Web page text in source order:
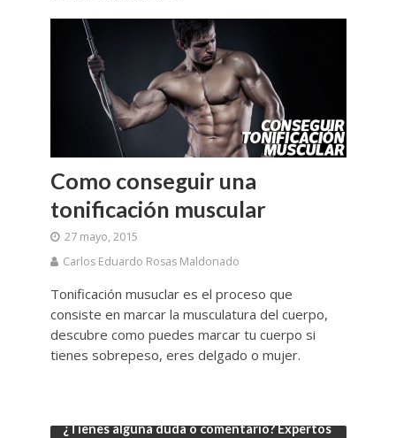
Como conseguir una
tonificación muscular
27 mayo, 2015
Carlos Eduardo Rosas Maldonado
Tonificación musuclar es el proceso que
consiste en marcar la musculatura del cuerpo,
descubre como puedes marcar tu cuerpo si
tienes sobrepeso, eres delgado o mujer.
¿Tienes alguna duda o comentario? Expertos